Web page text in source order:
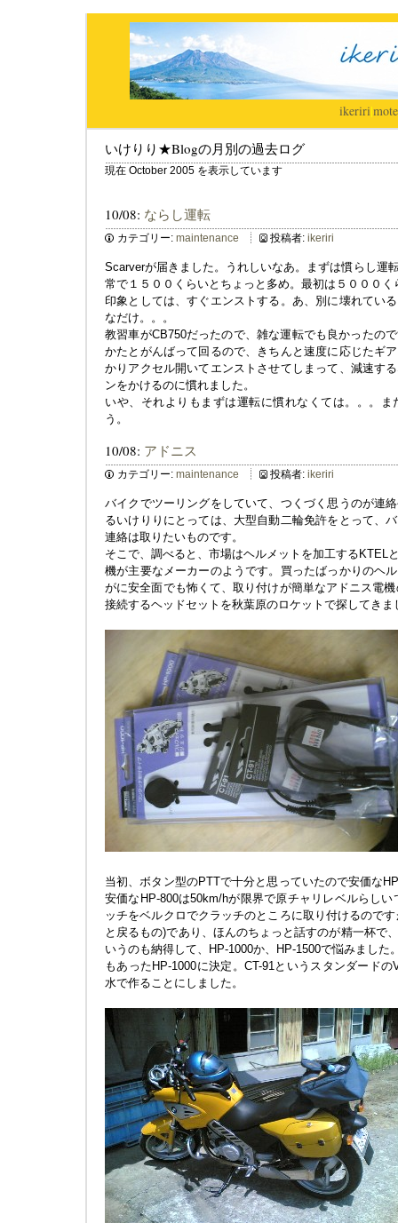
ikeriri|
いけりり★Blogの月別の過去ログ
現在 October 2005 を表示しています
10/08: ならし運転
カテゴリー: maintenance 投稿者: ikeriri
Scarverが届きました。うれしいなあ。まずは慣らし運
常で１５００くらいとちょっと多め。最初は５０００
印象としては、すぐエンストする。あ、別に壊れてい
なだけ。。。
教習車がCB750だったので、雑な運転でも良かったの
かたとがんばって回るので、きちんと速度に応じたギ
かりアクセル開いてエンストさせてしまって、減速す
ンをかけるのに慣れました。
いや、それよりもまずは運転に慣れなくては。。。
う。
10/08: アドニス
カテゴリー: maintenance 投稿者: ikeriri
バイクでツーリングをしていて、つくづく思うのが連
るいけりりにとっては、大型自動二輪免許をとって、
連絡は取りたいものです。
そこで、調べると、市場はヘルメットを加工するKTEL
機が主要なメーカーのようです。買ったばっかりのヘ
がに安全面でも怖くて、取り付けが簡単なアドニス電
接続するヘッドセットを秋葉原のロケットで探してきま
当初、ボタン型のPTTで十分と思っていたので安価な
安価なHP-800は50km/hが限界で原チャリレベルらし
ッチをベルクロでクラッチのところに取り付けるので
と戻るもの)であり、ほんのちょっと話すのが精一杯で
いうのも納得して、HP-1000か、HP-1500で悩みました
もあったHP-1000に決定。CT-91というスタンダード
水で作ることにしました。